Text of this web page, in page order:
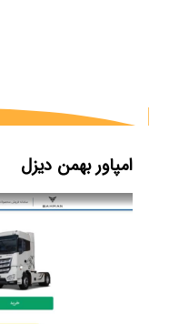
امپاور بهمن دیزل